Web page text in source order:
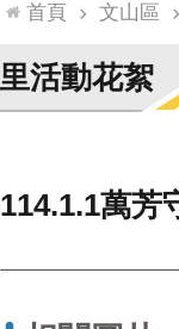
首頁 文山區
里活動花絮
114.1.1萬芳